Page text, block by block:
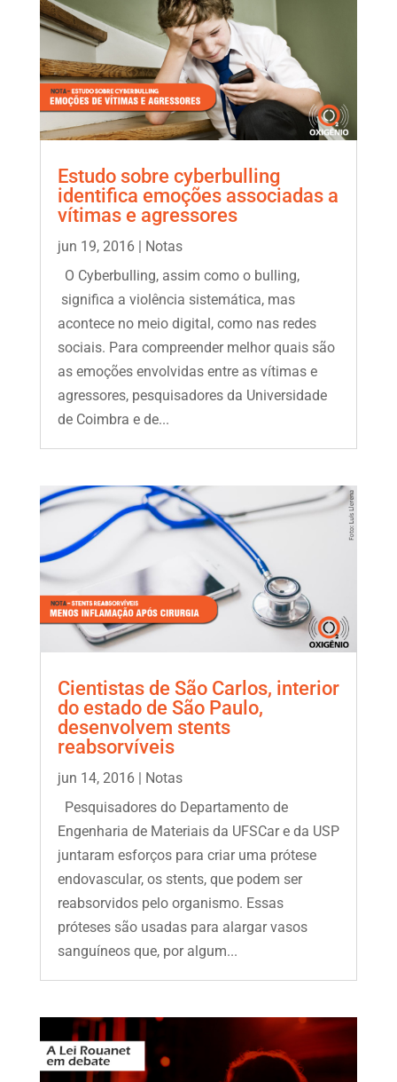
Estudo sobre cyberbulling
identifica emoções associadas a
vítimas e agressores
jun 19, 2016| Notas
O Cyberbulling, assim como o bulling,
significa a violência sistemática, mas
acontece no meio digital, como nas redes
sociais. Para compreender melhor quais são
as emoções envolvidas entre as vítimas e
agressores, pesquisadores da Universidade
de Coimbra e de...
Cientistas de São Carlos, interior
do estado de São Paulo,
desenvolvem stents
reabsorvíveis
jun 14, 2016| Notas
Pesquisadores do Departamento de
Engenharia de Materiais da UFSCar e da USP
juntaram esforços para criar uma prótese
endovascular, os stents, que podem ser
reabsorvidos pelo organismo. Essas
próteses são usadas para alargar vasos
sanguíneos que, por algum...